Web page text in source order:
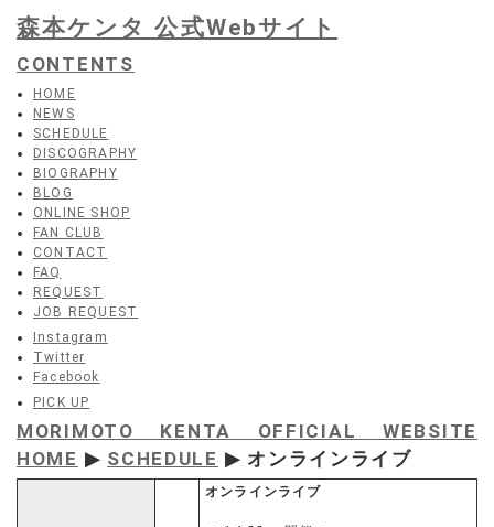
森本ケンタ 公式Webサイト
CONTENTS
HOME
NEWS
SCHEDULE
DISCOGRAPHY
BIOGRAPHY
BLOG
ONLINE SHOP
FAN CLUB
CONTACT
FAQ
REQUEST
JOB REQUEST
Instagram
Twitter
Facebook
PICK UP
MORIMOTO KENTA OFFICIAL WEBSITE
HOME ▶ SCHEDULE ▶ オンラインライブ
オンラインライブ